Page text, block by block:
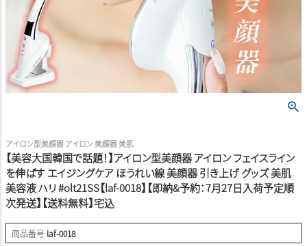
アイロン型美顔器 アイロン 美顔器 美肌
【美容大国韓国で話題！】アイロン型美顔器 アイロン フェイスライン
を伸ばす エイジングケア ほうれい線 美顔器 引き上げ グッズ 美肌
美容液 ハリ #olt21SS【laf-0018】【即納&予約：7月27日入荷予定順
次発送】【送料無料】宅込
商品番号 laf-0018